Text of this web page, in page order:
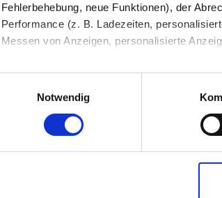
Fehlerbehebung, neue Funktionen), der
Performance (z. B. Ladezeiten,
Messen von Anzeigen, personalisierte
Die Einzelheiten können Sie unter
die eingesetzten Technologien und Partner
Indem Sie auf den Button "Zustimmen"
Notwendig